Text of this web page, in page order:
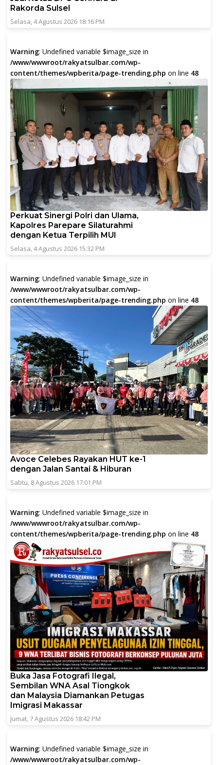
Rakorda Sulsel
Selasa, 4 Agustus 2026 18:16 PM
Warning: Undefined variable $image_size in
/www/wwwroot/rakyatsulbar.com/wp-
content/themes/wpberita/page-trending.php on line 48
Perkuat Sinergi Polri dan Ulama,
Kapolres Parepare Silaturahmi
dengan Ketua Terpilih MUI
Selasa, 4 Agustus 2026 15:32 PM
Warning: Undefined variable $image_size in
/www/wwwroot/rakyatsulbar.com/wp-
content/themes/wpberita/page-trending.php on line 48
Avoce Celebes Rayakan HUT ke-1
dengan Jalan Santai & Hiburan
Sabtu, 8 Agustus 2026 17:01 PM
Warning: Undefined variable $image_size in
/www/wwwroot/rakyatsulbar.com/wp-
content/themes/wpberita/page-trending.php on line 48
Buka Jasa Fotografi Ilegal,
Sembilan WNA Asal Tiongkok
dan Malaysia Diamankan Petugas
Imigrasi Makassar
Jumat, 7 Agustus 2026 18:42 PM
Warning: Undefined variable $image_size in
/www/wwwroot/rakyatsulbar.com/wp-